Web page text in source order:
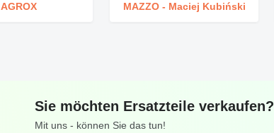
AGROX MAZZO - Maciej Kubiński
Sie möchten Ersatzteile verkaufen?
Mit uns - können Sie das tun!